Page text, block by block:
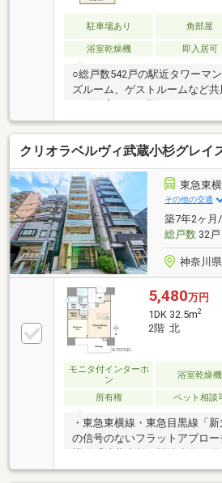
駐車場あり 角部屋
浴室乾燥機
即入居可
○総戸数542戸の駅近タワーマ
ズルーム、ゲストルームなど
きキッチン○徒歩圏内にスーパ
図書館、コンビニ等なんでも
地○リビングの家具は撤去可能
設株式会社〇管理会社 住友不
会社
クリオラベルヴィ武蔵小杉グレイ
東急東
その他の交通
築7年2ヶ月
総戸数32戸
神奈川
5,480万円
1DK 32.5m2
2階 北
モニタ付インターホ
ン
浴室乾燥機
所有権 ペット相談
・東急東横線・東急目黒線「
の信号のないフラットアプロー
約10分・2019年7月築・室内